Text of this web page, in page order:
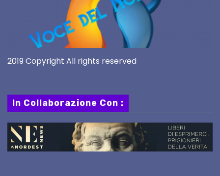
2019 Copyright All rights reserved
In Collaborazione Con :